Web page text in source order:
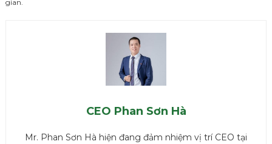
gian.
CEO Phan Sơn Hà
Mr. Phan Sơn Hà hiện đang đảm nhiệm vị trí CEO tại